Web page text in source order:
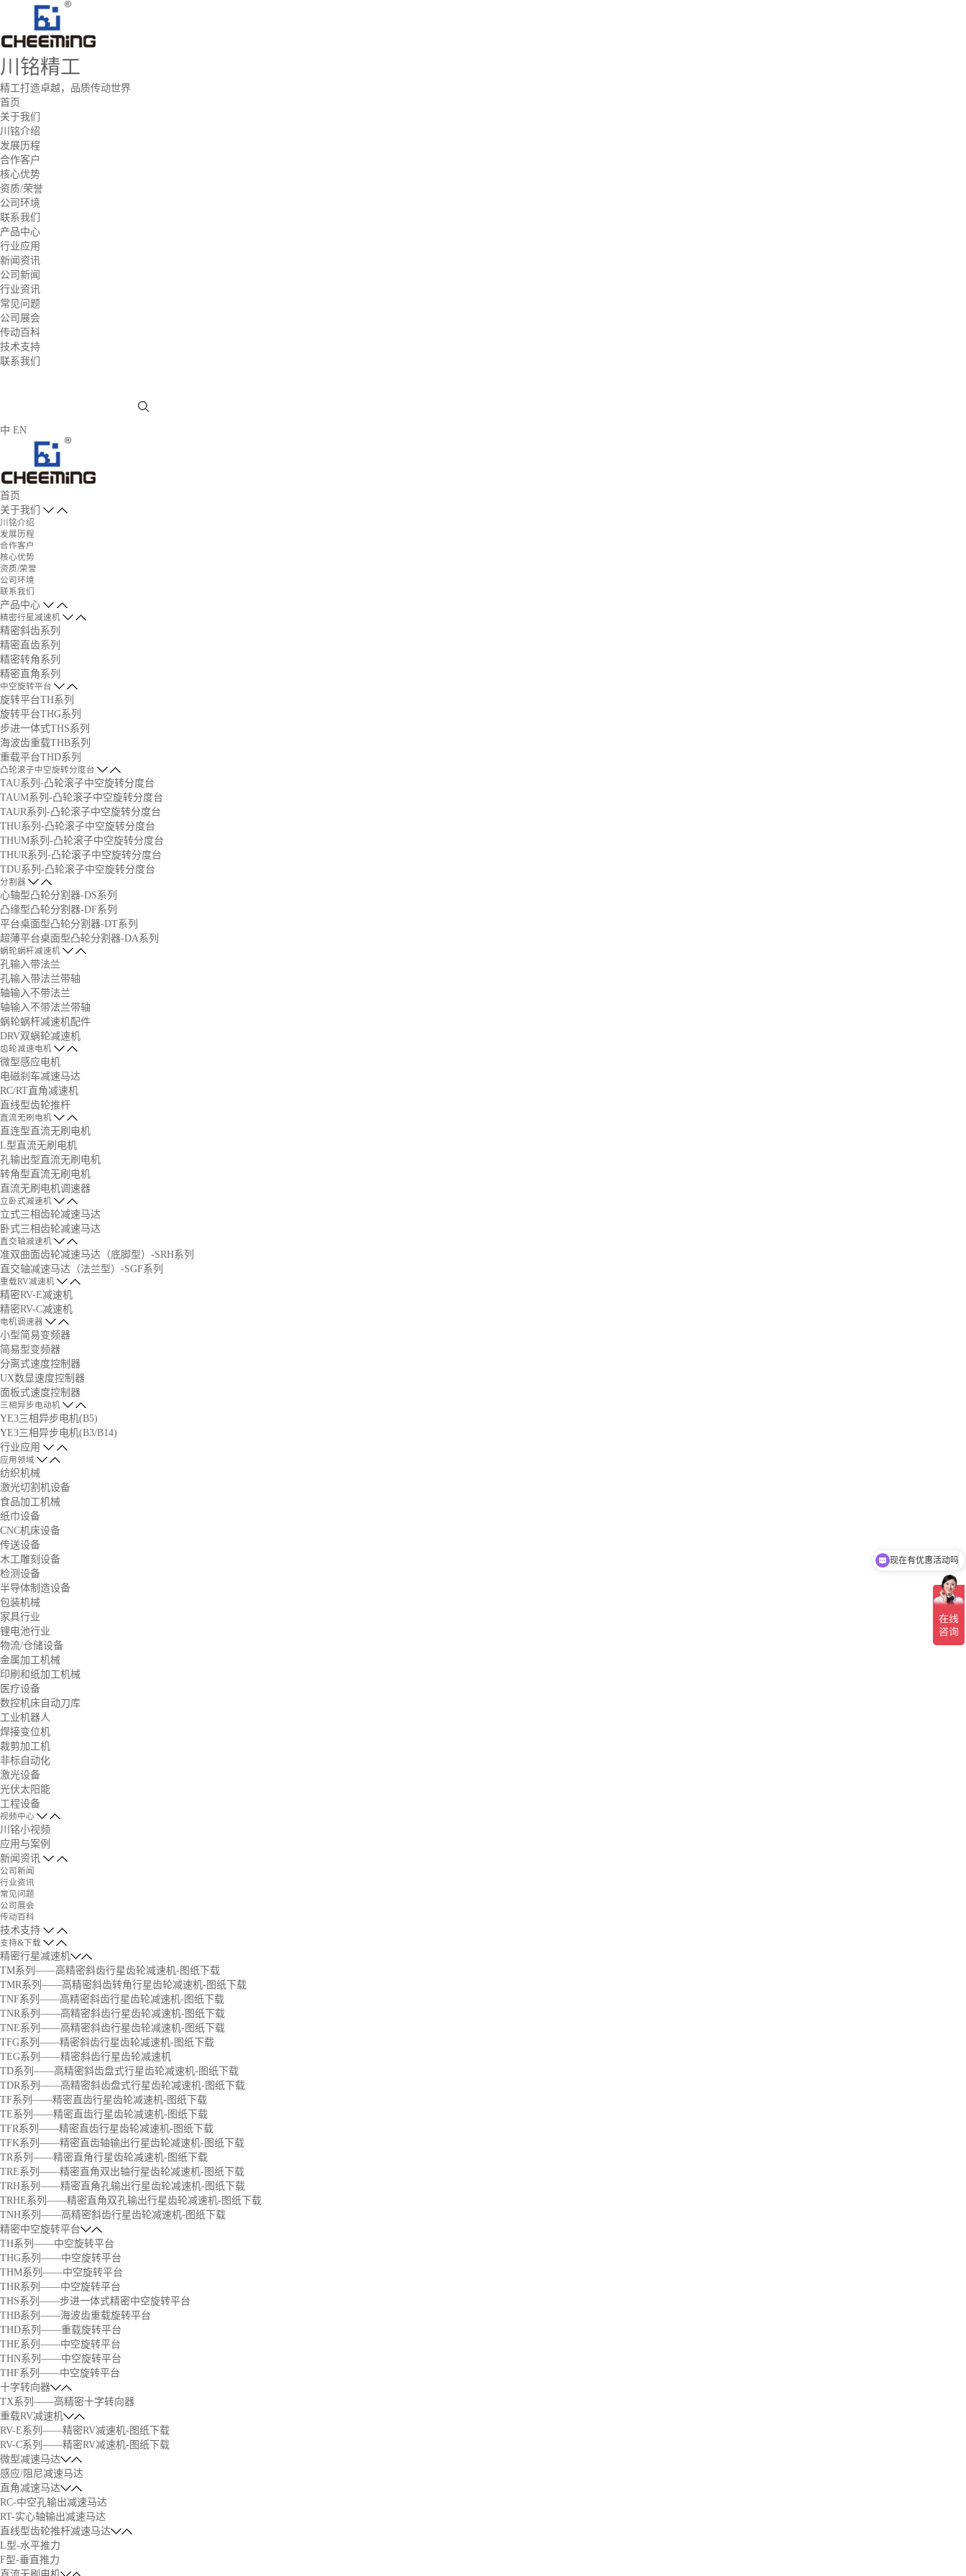
川铭精工
精工打造卓越，品质传动世界
首页
关于我们
川铭介绍
发展历程
合作客户
核心优势
资质/荣誉
公司环境
联系我们
产品中心
行业应用
新闻资讯
公司新闻
行业资讯
常见问题
公司展会
传动百科
技术支持
联系我们
中 EN
首页
关于我们
川铭介绍
发展历程
合作客户
核心优势
资质/荣誉
公司环境
联系我们
产品中心
精密行星减速机
精密斜齿系列
精密直齿系列
精密转角系列
精密直角系列
中空旋转平台
旋转平台TH系列
旋转平台THG系列
步进一体式THS系列
海波齿重载THB系列
重载平台THD系列
凸轮滚子中空旋转分度台
TAU系列-凸轮滚子中空旋转分度台
TAUM系列-凸轮滚子中空旋转分度台
TAUR系列-凸轮滚子中空旋转分度台
THU系列-凸轮滚子中空旋转分度台
THUM系列-凸轮滚子中空旋转分度台
THUR系列-凸轮滚子中空旋转分度台
TDU系列-凸轮滚子中空旋转分度台
分割器
心轴型凸轮分割器-DS系列
凸缘型凸轮分割器-DF系列
平台桌面型凸轮分割器-DT系列
超薄平台桌面型凸轮分割器-DA系列
蜗轮蜗杆减速机
孔输入带法兰
孔输入带法兰带轴
轴输入不带法兰
轴输入不带法兰带轴
蜗轮蜗杆减速机配件
DRV双蜗轮减速机
齿轮减速电机
微型感应电机
电磁刹车减速马达
RC/RT直角减速机
直线型齿轮推杆
直流无刷电机
直连型直流无刷电机
L型直流无刷电机
孔输出型直流无刷电机
转角型直流无刷电机
直流无刷电机调速器
立卧式减速机
立式三相齿轮减速马达
卧式三相齿轮减速马达
直交轴减速机
准双曲面齿轮减速马达（底脚型）-SRH系列
直交轴减速马达（法兰型）-SGF系列
重载RV减速机
精密RV-E减速机
精密RV-C减速机
电机调速器
小型简易变频器
简易型变频器
分离式速度控制器
UX数显速度控制器
面板式速度控制器
三相异步电动机
YE3三相异步电机(B5)
YE3三相异步电机(B3/B14)
行业应用
应用领域
纺织机械
激光切割机设备
食品加工机械
纸巾设备
CNC机床设备
传送设备
木工雕刻设备
检测设备
半导体制造设备
包装机械
家具行业
锂电池行业
物流/仓储设备
金属加工机械
印刷和纸加工机械
医疗设备
数控机床自动刀库
工业机器人
焊接变位机
裁剪加工机
非标自动化
激光设备
光伏太阳能
工程设备
视频中心
川铭小视频
应用与案例
新闻资讯
公司新闻
行业资讯
常见问题
公司展会
传动百科
技术支持
支持&下载
精密行星减速机
TM系列——高精密斜齿行星齿轮减速机-图纸下载
TMR系列——高精密斜齿转角行星齿轮减速机-图纸下载
TNF系列——高精密斜齿行星齿轮减速机-图纸下载
TNR系列——高精密斜齿行星齿轮减速机-图纸下载
TNE系列——高精密斜齿行星齿轮减速机-图纸下载
TFG系列——精密斜齿行星齿轮减速机-图纸下载
TEG系列——精密斜齿行星齿轮减速机
TD系列——高精密斜齿盘式行星齿轮减速机-图纸下载
TDR系列——高精密斜齿盘式行星齿轮减速机-图纸下载
TF系列——精密直齿行星齿轮减速机-图纸下载
TE系列——精密直齿行星齿轮减速机-图纸下载
TFR系列——精密直齿行星齿轮减速机-图纸下载
TFK系列——精密直齿轴输出行星齿轮减速机-图纸下载
TR系列——精密直角行星齿轮减速机-图纸下载
TRE系列——精密直角双出轴行星齿轮减速机-图纸下载
TRH系列——精密直角孔输出行星齿轮减速机-图纸下载
TRHE系列——精密直角双孔输出行星齿轮减速机-图纸下载
TNH系列——高精密斜齿行星齿轮减速机-图纸下载
精密中空旋转平台
TH系列——中空旋转平台
THG系列——中空旋转平台
THM系列——中空旋转平台
THR系列——中空旋转平台
THS系列——步进一体式精密中空旋转平台
THB系列——海波齿重载旋转平台
THD系列——重载旋转平台
THE系列——中空旋转平台
THN系列——中空旋转平台
THF系列——中空旋转平台
十字转向器
TX系列——高精密十字转向器
重载RV减速机
RV-E系列——精密RV减速机-图纸下载
RV-C系列——精密RV减速机-图纸下载
微型减速马达
感应/阻尼减速马达
直角减速马达
RC-中空孔输出减速马达
RT-实心轴输出减速马达
直线型齿轮推杆减速马达
L型-水平推力
F型-垂直推力
现在有优惠活动吗